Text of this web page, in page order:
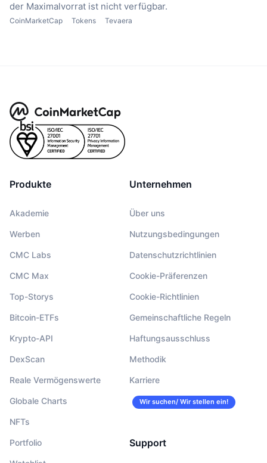
der Maximalvorrat ist nicht verfügbar.
CoinMarketCap Tokens Tevaera
Produkte
Akademie
Werben
CMC Labs
CMC Max
Top-Storys
Bitcoin-ETFs
Krypto-API
DexScan
Reale Vermögenswerte
Globale Charts
NFTs
Portfolio
Unternehmen
Über uns
Nutzungsbedingungen
Datenschutzrichtlinien
Cookie-Präferenzen
Cookie-Richtlinien
Gemeinschaftliche Regeln
Haftungsausschluss
Methodik
Karriere
Wir suchen/ Wir stellen ein!
Support